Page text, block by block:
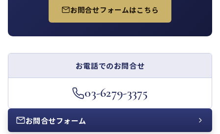
お電話でのお問合せ
03-6279-3375
お問合せフォーム
お問合せフォームはこちら